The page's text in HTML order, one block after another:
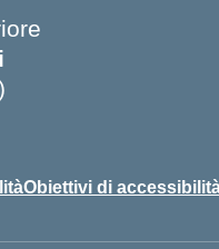
Obiettivi di